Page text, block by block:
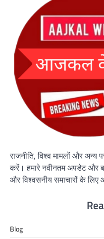
राजनीति, विश्व मामलों और
करें। हमारे नवीनतम अपडेट और
और विश्वसनीय समाचारों के लिए
Blog